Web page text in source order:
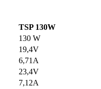
TSP 130W
130 W
19,4V
6,71A
23,4V
7,12A